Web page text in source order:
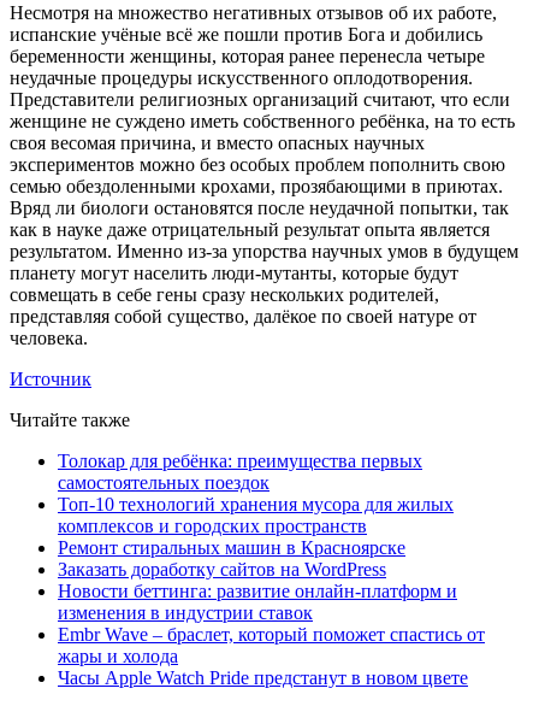
Несмотря на множество негативных отзывов об их работе,
испанские учёные всё же пошли против Бога и добились
беременности женщины, которая ранее перенесла четыре
неудачные процедуры искусственного оплодотворения.
Представители религиозных организаций считают, что если
женщине не суждено иметь собственного ребёнка, на то есть
своя весомая причина, и вместо опасных научных
экспериментов можно без особых проблем пополнить свою
семью обездоленными крохами, прозябающими в приютах.
Вряд ли биологи остановятся после неудачной попытки, так
как в науке даже отрицательный результат опыта является
результатом. Именно из-за упорства научных умов в будущем
планету могут населить люди-мутанты, которые будут
совмещать в себе гены сразу нескольких родителей,
представляя собой существо, далёкое по своей натуре от
человека.
Источник
Читайте также
Толокар для ребёнка: преимущества первых
самостоятельных поездок
Топ-10 технологий хранения мусора для жилых
комплексов и городских пространств
Ремонт стиральных машин в Красноярске
Заказать доработку сайтов на WordPress
Новости беттинга: развитие онлайн-платформ и
изменения в индустрии ставок
Embr Wave – браслет, который поможет спастись от
жары и холода
Часы Apple Watch Pride предстанут в новом цвете